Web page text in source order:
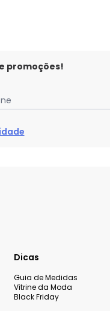
promoções!
Dicas
Guia de Medidas
Vitrine da Moda
Black Friday